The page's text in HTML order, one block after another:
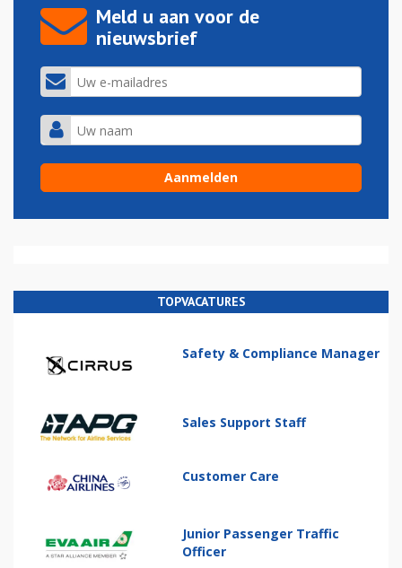
Meld u aan voor de
nieuwsbrief
TOPVACATURES
Safety & Compliance Manager
Sales Support Staff
Customer Care
Junior Passenger Traffic
Officer